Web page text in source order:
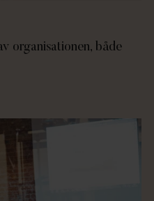
organisationen, både